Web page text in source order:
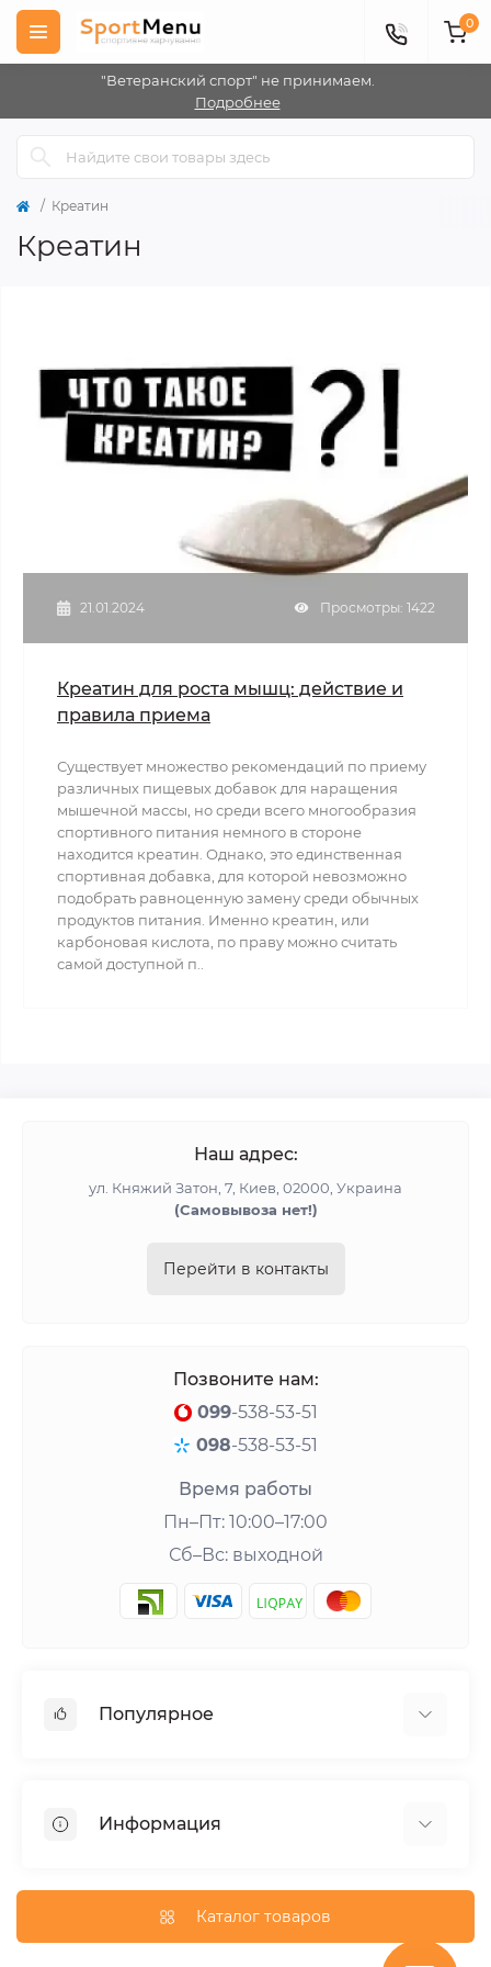
"Ветеранский спорт" не принимаем.
Подробнее
0
Креатин
Креатин
21.01.2024 Просмотры: 1422
Креатин для роста мышц: действие и
правила приема
Существует множество рекомендаций по приему
различных пищевых добавок для наращения
мышечной массы, но среди всего многообразия
спортивного питания немного в стороне
находится креатин. Однако, это единственная
спортивная добавка, для которой невозможно
подобрать равноценную замену среди обычных
продуктов питания. Именно креатин, или
карбоновая кислота, по праву можно считать
самой доступной п..
Наш адрес:
ул. Княжий Затон, 7, Киев, 02000, Украина
(Cамовывоза нет!)
Перейти в контакты
Позвоните нам:
099-538-53-51
098-538-53-51
Время работы
Пн–Пт: 10:00–17:00
Сб–Вс: выходной
Популярное
Гейнеры
Витамины и минералы
Добавки для похудения
Информация
Доставка и оплата
Публичная оферта
Каталог товаров